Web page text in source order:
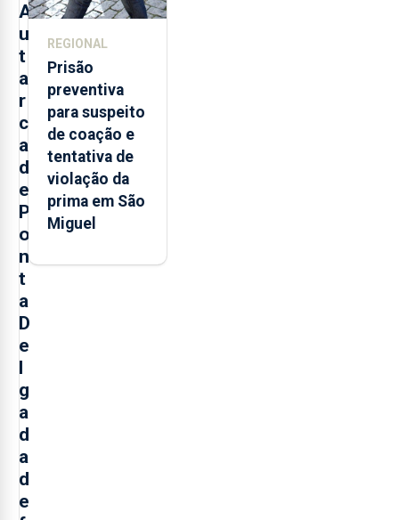
A
u
t
a
r
c
a
d
e
P
o
n
t
a
D
e
g
a
d
a
d
e
REGIONAL
Prisão
preventiva
para suspeito
de coação e
tentativa de
violação da
prima em São
Miguel